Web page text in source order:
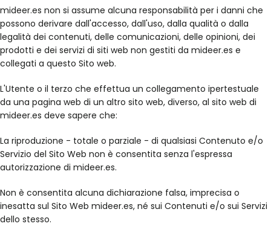
mideer.es non si assume alcuna responsabilità per i danni che
possono derivare dall'accesso, dall'uso, dalla qualità o dalla
legalità dei contenuti, delle comunicazioni, delle opinioni, dei
prodotti e dei servizi di siti web non gestiti da mideer.es e
collegati a questo Sito web.
L'Utente o il terzo che effettua un collegamento ipertestuale
da una pagina web di un altro sito web, diverso, al sito web di
mideer.es deve sapere che:
La riproduzione - totale o parziale - di qualsiasi Contenuto e/o
Servizio del Sito Web non è consentita senza l'espressa
autorizzazione di mideer.es.
Non è consentita alcuna dichiarazione falsa, imprecisa o
inesatta sul Sito Web mideer.es, né sui Contenuti e/o sui Servizi
dello stesso.